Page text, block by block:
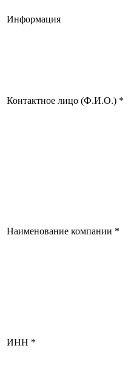
Информация
Контактное лицо (Ф.И.О.) *
Наименование компании *
ИНН *